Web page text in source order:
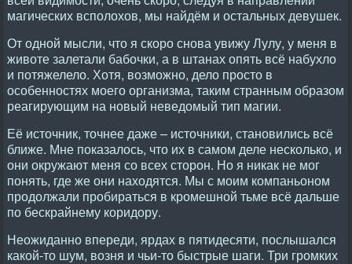
магических всполохов, мы найдём и остальных девушек.
От одной мысли, что я скоро снова увижу Лулу, у меня в
животе залетали бабочки, а в штанах опять всё набухло
и потяжелело. Хотя, возможно, дело просто в
особенностях моего организма, таким странным образом
реагирующим на новый неведомый тип магии.
Её источник, точнее даже – источники, становились всё
ближе. Мне показалось, что их в самом деле несколько, и
они окружают меня со всех сторон. Но я никак не мог
понять, где же они находятся. Мы с моим компаньоном
продолжали пробираться в кромешной тьме всё дальше
по бескрайнему коридору.
Неожиданно впереди, ярдах в пятидесяти, послышался
какой-то шум, возня и чьи-то быстрые шаги. Три громких